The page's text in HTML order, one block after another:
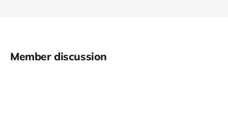
Member discussion